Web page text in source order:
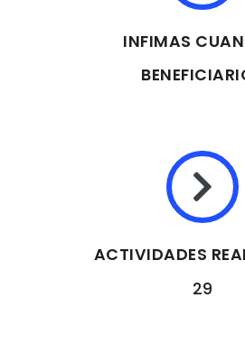
INFIMAS
ACTIVIDADES
29